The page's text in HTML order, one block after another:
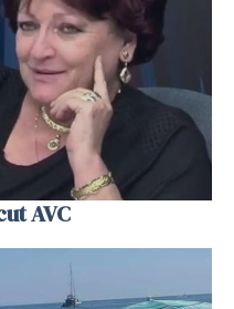
AVC